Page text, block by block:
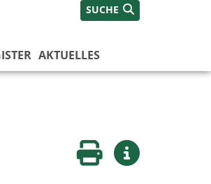
SUCHE
AKTUELLES
Seite druckenWeitere Infos